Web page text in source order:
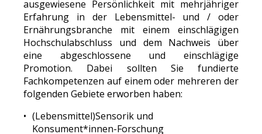
ausgewiesene Persönlichkeit mit mehrjähriger
Erfahrung in der Lebensmittel- und / oder
Ernährungsbranche mit einem einschlägigen
Hochschulabschluss und dem Nachweis über
eine abgeschlossene und einschlägige
Promotion. Dabei sollten Sie fundierte
Fachkompetenzen auf einem oder mehreren der
folgenden Gebiete erworben haben:
(Lebensmittel)Sensorik und
Konsument*innen-Forschung